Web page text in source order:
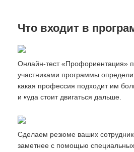
Что входит в
Онлайн-тест «Профориентация»
участниками программы
какая профессия подходит им
и куда стоит двигаться дальше.
Продвижение
Cделаем резюме ваших
заметнее с помощью специальных